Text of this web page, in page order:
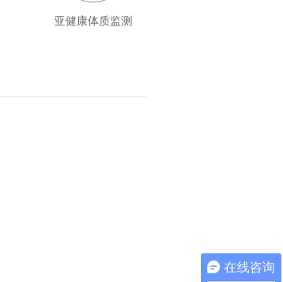
亚健康体质监测
在线咨询